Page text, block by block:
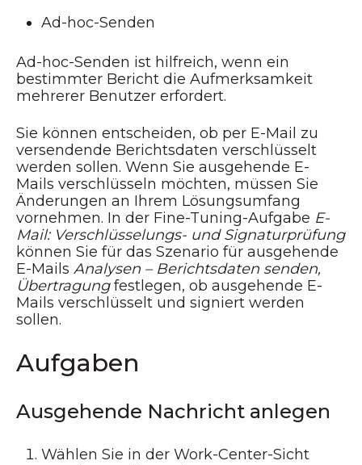
Ad-hoc-Senden
Ad-hoc-Senden ist hilfreich, wenn ein
bestimmter Bericht die Aufmerksamkeit
mehrerer Benutzer erfordert.
Sie können entscheiden, ob per E-Mail zu
versendende Berichtsdaten verschlüsselt
werden sollen. Wenn Sie ausgehende E-
Mails verschlüsseln möchten, müssen Sie
Änderungen an Ihrem Lösungsumfang
vornehmen. In der Fine-Tuning-Aufgabe E-
Mail: Verschlüsselungs- und Signaturprüfung
können Sie für das Szenario für ausgehende
E-Mails Analysen – Berichtsdaten senden,
Übertragungfestlegen, ob ausgehende E-
Mails verschlüsselt und signiert werden
sollen.
Aufgaben
Ausgehende Nachricht anlegen
Wählen Sie in der Work-Center-Sicht